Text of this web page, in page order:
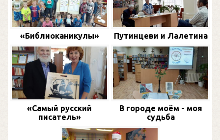
«Библиоканикулы» Путинцеви и Лалетина
«Самый русский
писатель»
В городе моём - моя
судьба